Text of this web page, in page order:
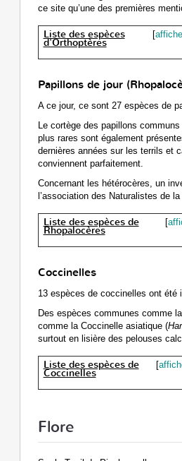
ce site qu’une des premières
[
Liste des espèces
d'Orthoptères
Papillons de jour
A ce jour, ce sont 27 espèces de
Le cortège des papillons
plus rares sont également
dernières années sur les terrils et
conviennent parfaitement.
Concernant les hétérocères, un
l’association des Naturalistes de
[
Liste des espèces de
Rhopalocères
Coccinelles
13 espèces de coccinelles ont été
Des espèces communes comme
comme la Coccinelle asiatique (
surtout en lisière des pelouses
[
Liste des espèces de
Coccinelles
Flore